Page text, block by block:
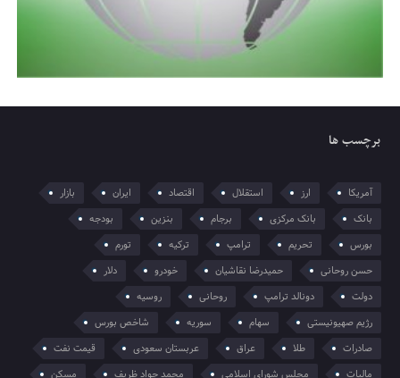
برچسب ها
آمریکا ارز استقلال اقتصاد ایران
بازار
بانک
بانک مرکزی برجام بنزین
بودجه
بورس
تحریم ترامپ ترکیه
تورم
حسن روحانی
حمیدرضا نقاشیان خودرو
دلار
دولت
دونالد ترامپ روحانی
روسیه
رژیم صهیونیستی
سهام سوریه
شاخص بورس
صادرات
طلا عراق عربستان سعودی
قیمت نفت
مالیات
مجلس شورای اسلامی محمد جواد ظریف مسکن